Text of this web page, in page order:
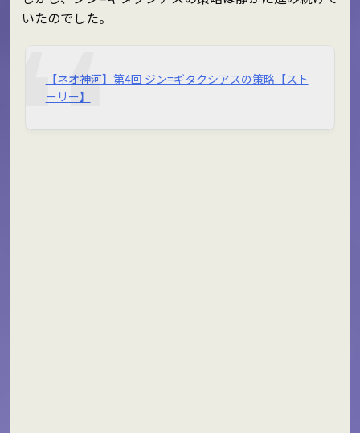
いたのでした。
【ネオ神河】第4回 ジン=ギタクシアスの策略【スト
ーリー】